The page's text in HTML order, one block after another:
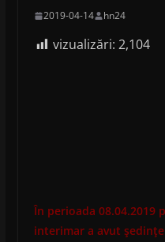
2019-04-14 hn24
vizualizări: 2,104
În perioada 08.04.2019
interimar a avut